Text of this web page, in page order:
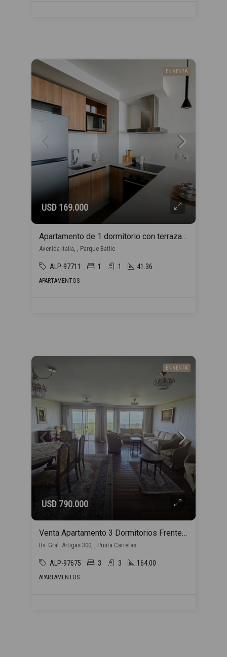
EN VENTA
USD 169.000
Apartamento de 1 dormitorio con terraza y COCHERA INCLUIDA en Parque Batlle!
Avenida Italia, , Parque Batlle
ALP-97711 1 1 41.36
APARTAMENTOS
EN VENTA
USD 790.000
Venta Apartamento 3 Dormitorios Frente al Club de Golf en Punta Carretas con 2 Garajes
Bv. Gral. Artigas 300, , Punta Carretas
ALP-97675 3 3 164.00
APARTAMENTOS